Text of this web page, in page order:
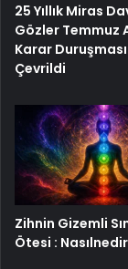
25 Yıllık Miras
Gözler Temmuz
Karar
Çevrildi
Zihnin Gizemli
Ötesi :